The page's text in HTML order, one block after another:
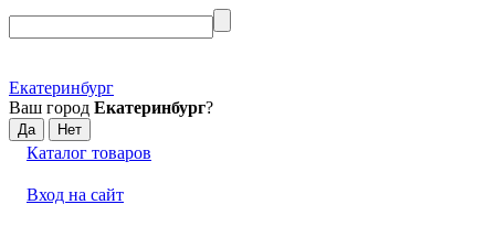
Екатеринбург
Ваш город Екатеринбург?
Каталог товаров
Вход на сайт